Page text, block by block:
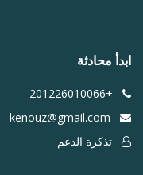
ابدأ محادثة
+201226010066
تذكرة الدعم